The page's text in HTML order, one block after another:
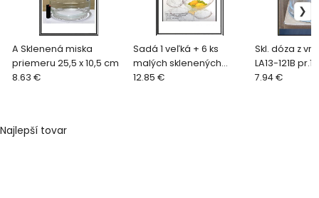
A Sklenená miska
priemeru 25,5 x 10,5 cm
8.63 €
Sadá 1 veľká + 6 ks
malých sklenených
misiek na šalát alebo
12.85 €
Skl. dóza z
LA13-121B
7.94 €
Najlepší tovar